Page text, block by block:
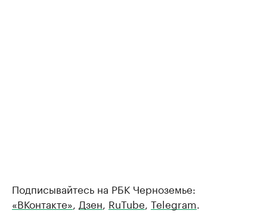
Подписывайтесь на РБК Черноземье:
«ВКонтакте», Дзен, RuTube, Telegram.